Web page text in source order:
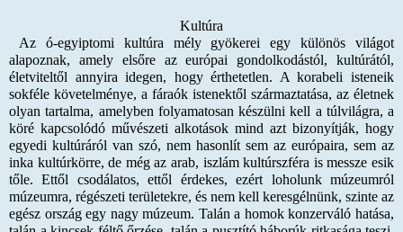
Kultúra
Az ó-egyiptomi kultúra mély gyökerei egy különös világot
alapoznak, amely elsőre az európai gondolkodástól, kultúrától,
életviteltől annyira idegen, hogy érthetetlen. A korabeli isteneik
sokféle követelménye, a fáraók istenektől származtatása, az életnek
olyan tartalma, amelyben folyamatosan készülni kell a túlvilágra, a
köré kapcsolódó művészeti alkotások mind azt bizonyítják, hogy
egyedi kultúráról van szó, nem hasonlít sem az európaira, sem az
inka kultúrkörre, de még az arab, iszlám kultúrszféra is messze esik
tőle. Ettől csodálatos, ettől érdekes, ezért loholunk múzeumról
múzeumra, régészeti területekre, és nem kell keresgélnünk, szinte az
egész ország egy nagy múzeum. Talán a homok konzerváló hatása,